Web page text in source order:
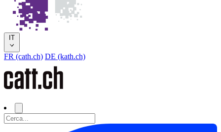
IT
FR (cath.ch) DE (kath.ch)